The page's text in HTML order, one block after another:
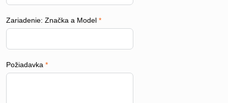
Zariadenie: Značka a Model *
Požiadavka *